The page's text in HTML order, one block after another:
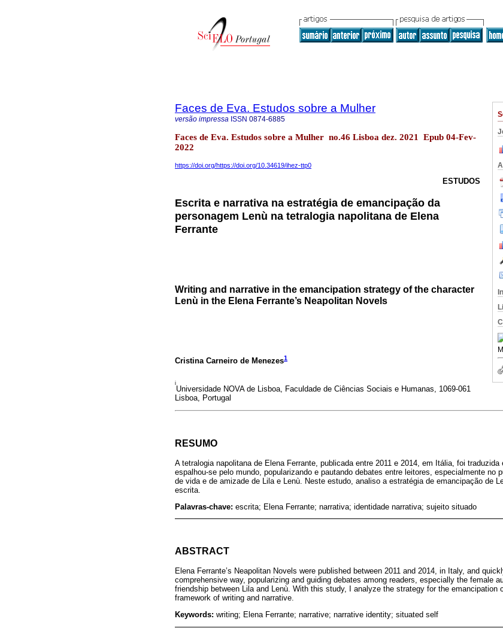
Faces de Eva. Estudos sobre a Mulher
versão impressa ISSN 0874-6885
Faces de Eva. Estudos sobre a Mulher no.46 Lisboa dez. 2021 Epub 04-Fev-
2022
https://doi.org/https://doi.org/10.34619/ihez-ttp0
ESTUDOS
Escrita e narrativa na estratégia de emancipação da
personagem Lenù na tetralogia napolitana de Elena
Ferrante
Writing and narrative in the emancipation strategy of the character
Lenù in the Elena Ferrante’s Neapolitan Novels
Cristina Carneiro de Menezes1
i
Universidade NOVA de Lisboa, Faculdade de Ciências Sociais e Humanas, 1069-061
Lisboa, Portugal
RESUMO
A tetralogia napolitana de Elena Ferrante, publicada entre 2011 e 2014, em Itália, foi
espalhou-se pelo mundo, popularizando e pautando debates entre leitores, especialmente no
de vida e de amizade de Lila e Lenù. Neste estudo, analiso a estratégia de emancipação de
escrita.
Palavras-chave: escrita; Elena Ferrante; narrativa; identidade narrativa; sujeito situado
ABSTRACT
Elena Ferrante’s Neapolitan Novels were published between 2011 and 2014, in Italy, and
comprehensive way, popularizing and guiding debates among readers, especially the female
friendship between Lila and Lenù. With this study, I analyze the strategy for the emancipation
framework of writing and narrative.
Keywords: writing; Elena Ferrante; narrative; narrative identity; situated self